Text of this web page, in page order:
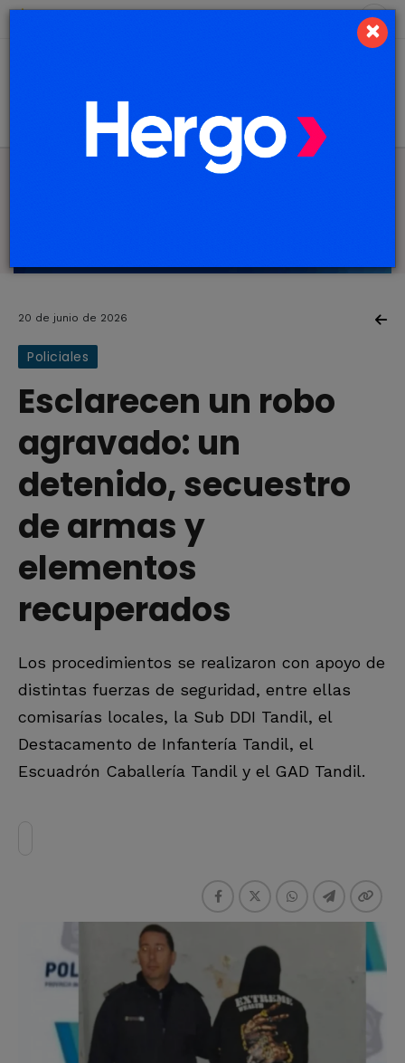
20 de junio de 2026
Policiales
Esclarecen un robo
agravado: un
detenido, secuestro
de armas y
elementos
recuperados
Los procedimientos se realizaron con apoyo de
distintas fuerzas de seguridad, entre ellas
comisarías locales, la Sub DDI Tandil, el
Destacamento de Infantería Tandil, el
Escuadrón Caballería Tandil y el GAD Tandil.
×